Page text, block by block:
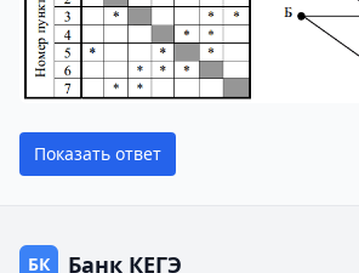
Показать ответ
БК Банк КЕГЭ